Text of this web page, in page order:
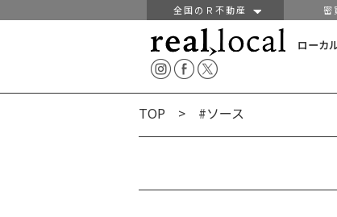
全国のＲ不動産 密
ローカ
TOP > #ソース